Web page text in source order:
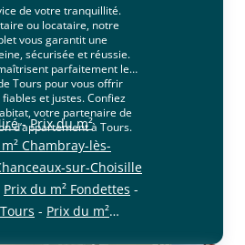
de votre tranquillité.
ou locataire, notre
vous garantit une
sécurisée et réussie.
parfaitement les
Tours pour vous offrir
et justes. Confiez
votre partenaire de
d’appartement à Tours.
-Prix du m²
Chambray-lès-
sur-Choisille
Prix du m² Fondettes -
- Prix du m²